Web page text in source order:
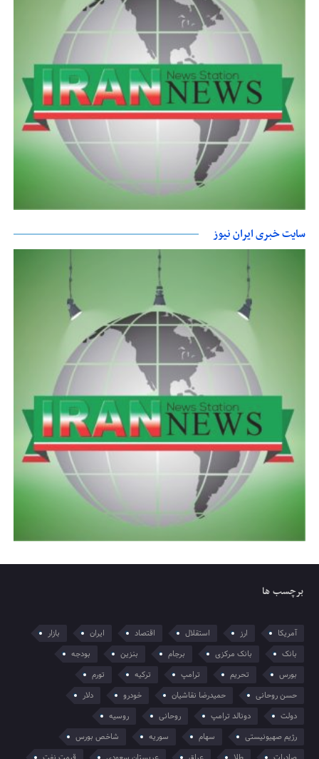
سایت خبری ایران نیوز
برچسب ها
آمریکا ارز استقلال اقتصاد ایران
بازار
بانک
بانک مرکزی برجام بنزین
بودجه
بورس
تحریم ترامپ ترکیه
تورم
حسن روحانی
حمیدرضا نقاشیان خودرو
دلار
دولت
دونالد ترامپ روحانی
روسیه
رژیم صهیونیستی
سهام سوریه
شاخص بورس